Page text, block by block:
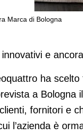
Marca di Bologna
alla fiera
e
ha
a
fornitori e
l’azienda è